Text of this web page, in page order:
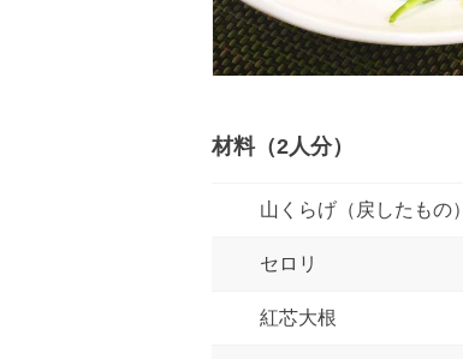
材料（2人分）
山くらげ（戻したもの）
セロリ
紅芯大根